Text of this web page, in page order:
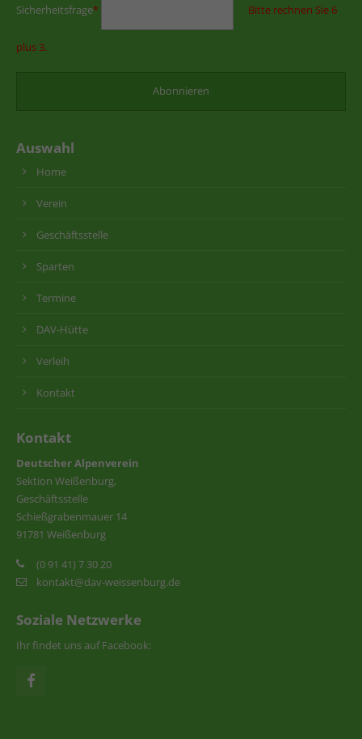
Sicherheitsfrage* Bitte rechnen Sie 6
plus 3.
Auswahl
Home
Verein
Geschäftsstelle
Sparten
Termine
DAV-Hütte
Verleih
Kontakt
Kontakt
Deutscher Alpenverein
Sektion Weißenburg,
Geschäftsstelle
Schießgrabenmauer 14
91781 Weißenburg
(0 91 41) 7 30 20
kontakt@dav-weissenburg.de
Soziale Netzwerke
Ihr findet uns auf Facebook: